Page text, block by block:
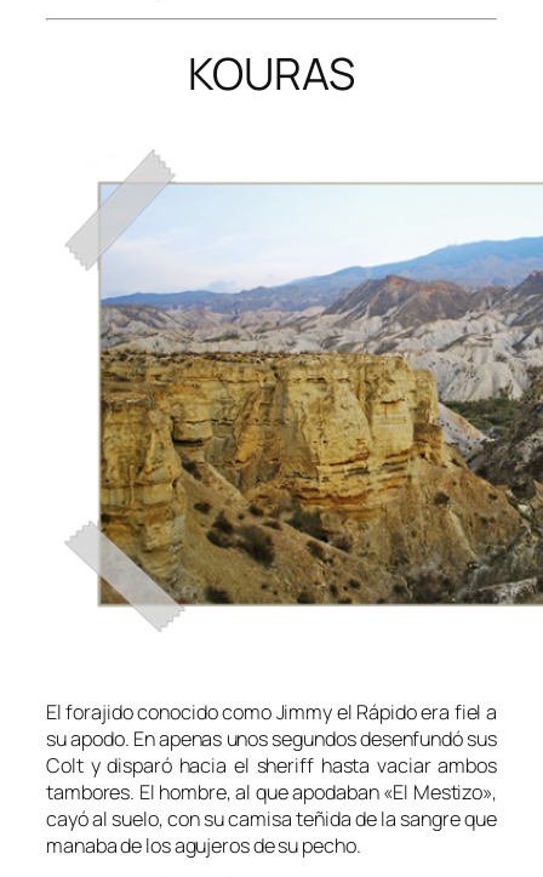
KOURAS
El forajido conocido como Jimmy el Rápido era fiel a
su apodo. En apenas unos segundos desenfundó sus
Colt y disparó hacia el sheriff hasta vaciar ambos
tambores. El hombre, al que apodaban «El Mestizo»,
cayó al suelo, con su camisa teñida de la sangre que
manaba de los agujeros de su pecho.